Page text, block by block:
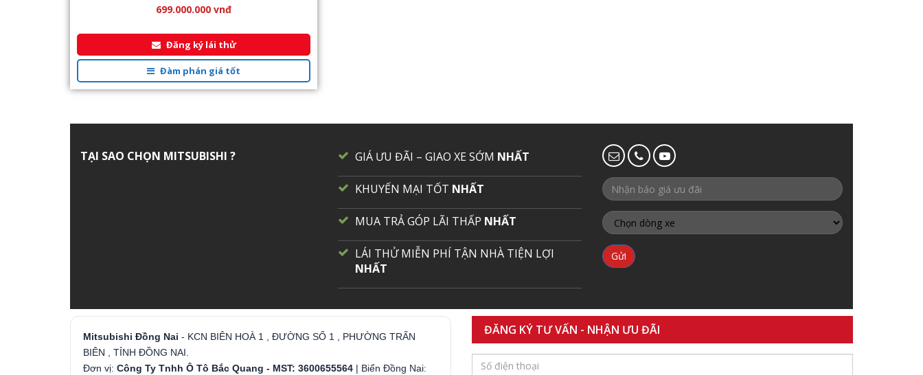
699.000.000 vnđ
Đăng ký lái thử
Đàm phán giá tốt
TẠI SAO CHỌN MITSUBISHI ? GIÁ ƯU ĐÃI – GIAO XE SỚM NHẤT
KHUYẾN MẠI TỐT NHẤT
MUA TRẢ GÓP LÃI THẤP NHẤT
LÁI THỬ MIỄN PHÍ TẬN NHÀ TIỆN LỢI
NHẤT
Mitsubishi Đồng Nai - KCN BIÊN HOÀ 1 , ĐƯỜNG SỐ 1 , PHƯỜNG TRẤN
BIÊN , TỈNH ĐỒNG NAI.
Đơn vị: Công Ty Tnhh Ô Tô Bắc Quang - MST: 3600655564 | Biển Đồng Nai:
ĐĂNG KÝ TƯ VẤN - NHẬN ƯU ĐÃI